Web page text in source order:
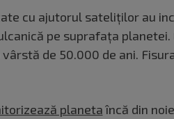
cu ajutorul sateliților au
pe suprafața planetei.
de 50.000 de ani.
planetaîncă din